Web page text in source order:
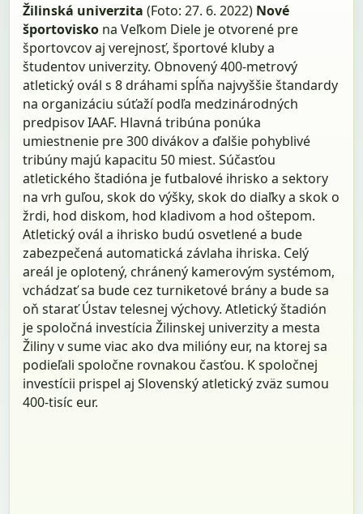
Žilinská univerzita(Foto: 27. 6. 2022) Nové
športovisko na Veľkom Diele je otvorené pre
športovcov aj verejnosť, športové kluby a
študentov univerzity. Obnovený 400-metrový
atletický ovál s 8 dráhami spĺňa najvyššie štandardy
na organizáciu súťaží podľa medzinárodných
predpisov IAAF. Hlavná tribúna ponúka
umiestnenie pre 300 divákov a ďalšie pohyblivé
tribúny majú kapacitu 50 miest. Súčasťou
atletického štadióna je futbalové ihrisko a sektory
na vrh guľou, skok do výšky, skok do diaľky a skok o
žrdi, hod diskom, hod kladivom a hod oštepom.
Atletický ovál a ihrisko budú osvetlené a bude
zabezpečená automatická závlaha ihriska. Celý
areál je oplotený, chránený kamerovým systémom,
vchádzať sa bude cez turniketové brány a bude sa
oň starať Ústav telesnej výchovy. Atletický štadión
je spoločná investícia Žilinskej univerzity a mesta
Žiliny v sume viac ako dva milióny eur, na ktorej sa
podieľali spoločne rovnakou časťou. K spoločnej
investícii prispel aj Slovenský atletický zväz sumou
400-tisíc eur.